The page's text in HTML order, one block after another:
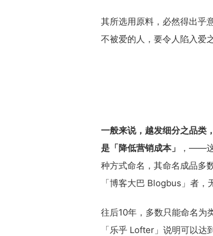
其所选用原料，必然得出乎
不被爱的人，要令人陷入爱
一般来说，越发细分之品类
是「降低营销成本」
，——
种方式命名，其命名成品多
「博客大巴 Blogbus」者，
往后10年，多数只能命名为
「乐乎 Lofter」说明可以达